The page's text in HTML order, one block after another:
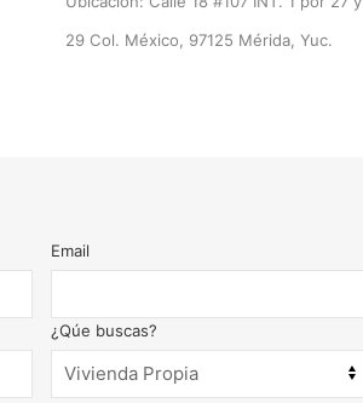
29 Col. México, 97125 Mérida, Yuc.
Email
¿Qúe buscas?